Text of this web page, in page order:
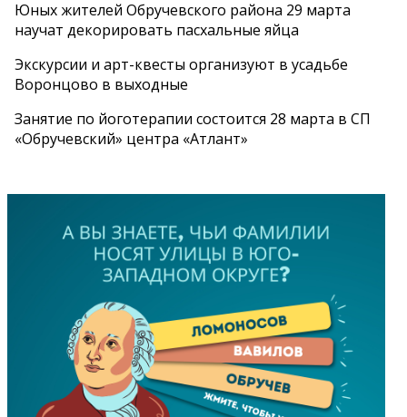
Юных жителей Обручевского района 29 марта
научат декорировать пасхальные яйца
Экскурсии и арт-квесты организуют в усадьбе
Воронцово в выходные
Занятие по йоготерапии состоится 28 марта в СП
«Обручевский» центра «Атлант»